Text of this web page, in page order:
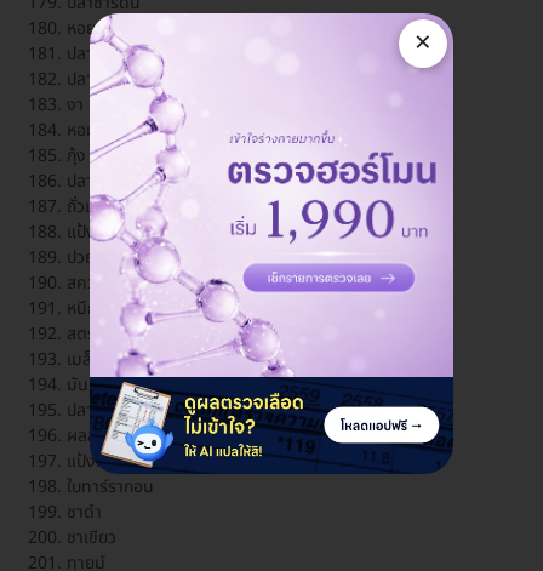
หอยเชลล์
ปลาทรายขาว
ปลาทรายแดง
งา
หอมแดง
กุ้ง
ปลาตาเดียว
ถั่วเหลือง
แป้งสเปลท์
ปวยเล้ง
สควอช (ผักบัตเตอร์นัท)
หมึกกล้วย
สตรอเบอร์รี่
เมล็ดทานตะวัน
มันเทศ
ปลากระโทงดาบ
ผลส้มจีน (ผลส้มเปลือกหนา)
แป้งมันสำปะหลัง
ใบทาร์รากอน
ชาดำ
ชาเขียว
ทายม์
×